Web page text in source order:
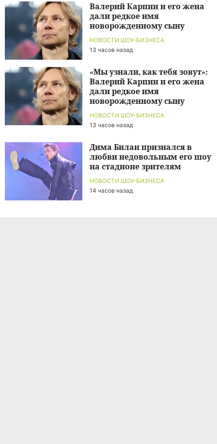
НОВОСТИ ШОУ-БИЗНЕСА
13 часов назад
Валерий Карпин и его жена
дали редкое имя
новорожденному сыну
НОВОСТИ ШОУ-БИЗНЕСА
13 часов назад
«Мы узнали, как тебя зовут»:
Валерий Карпин и его жена
дали редкое имя
новорожденному сыну
НОВОСТИ ШОУ-БИЗНЕСА
14 часов назад
Дима Билан признался в
любви недовольным его шоу
на стадионе зрителям